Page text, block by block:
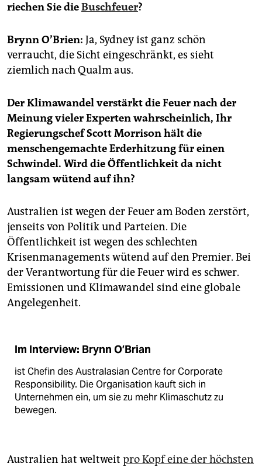
epaper login
riechen Sie dieBuschfeuer?
Brynn O’Brien: Ja, Sydney ist ganz schön
verraucht, die Sicht eingeschränkt, es sieht
ziemlich nach Qualm aus.
Der Klimawandel verstärkt die Feuer nach der
Meinung vieler Experten wahrscheinlich, Ihr
Regierungschef Scott Morrison hält die
menschengemachte Erderhitzung für einen
Schwindel. Wird die Öffentlichkeit da nicht
langsam wütend auf ihn?
Australien ist wegen der Feuer am Boden zerstört,
jenseits von Politik und Parteien. Die
Öffentlichkeit ist wegen des schlechten
Krisenmanagements wütend auf den Premier. Bei
der Verantwortung für die Feuer wird es schwer.
Emissionen und Klimawandel sind eine globale
Angelegenheit.
Im Interview: Brynn O’Brian
ist Chefin des Australasian Centre for Corporate
Responsibility. Die Organisation kauft sich in
Unternehmen ein, um sie zu mehr Klimaschutz zu
bewegen.
Australien hat weltweit pro Kopf eine der höchsten